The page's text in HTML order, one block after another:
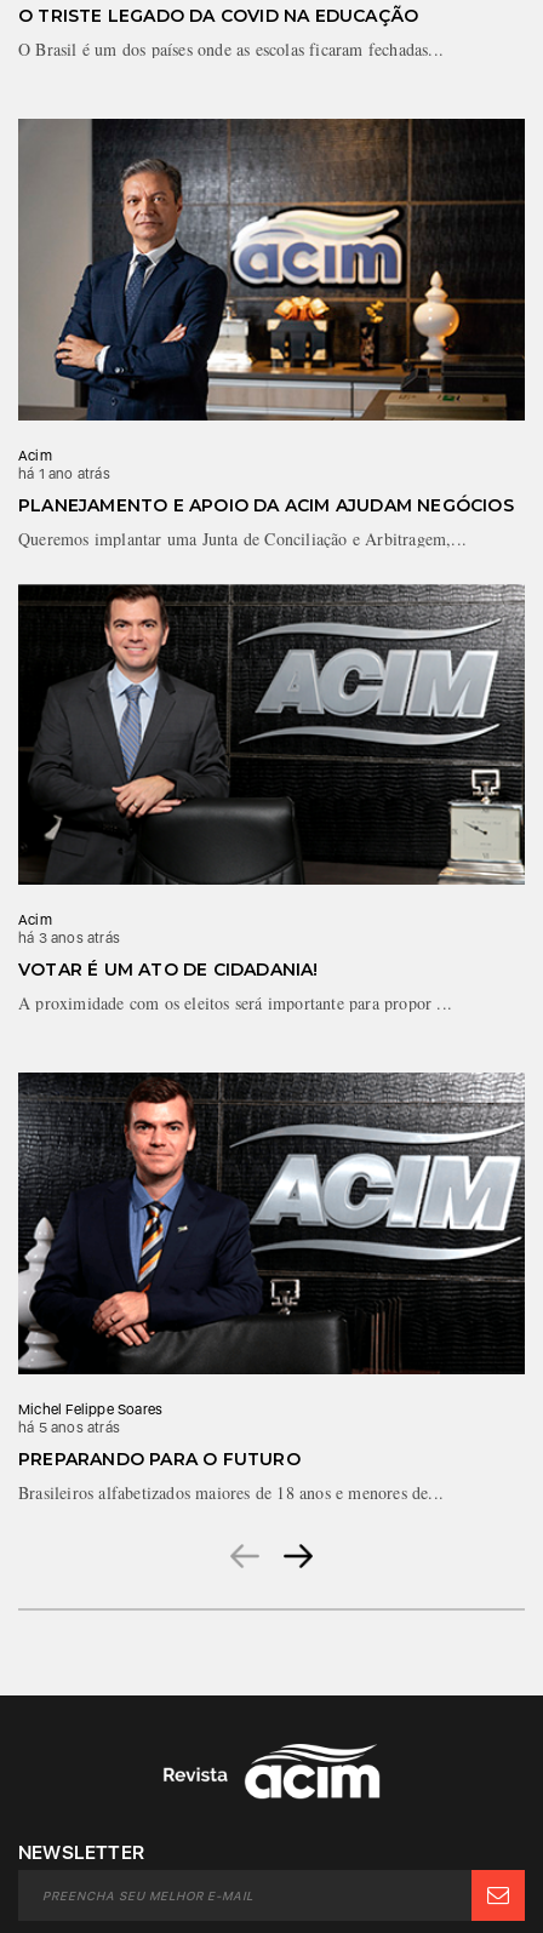
Acim
há 1 ano atrás
PLANEJAMENTO E APOIO DA ACIM AJUDAM NEGÓCIOS
Queremos implantar uma Junta de Conciliação e Arbitragem,...
Acim
há 3 anos atrás
VOTAR É UM ATO DE CIDADANIA!
A proximidade com os eleitos será importante para propor ...
O TRISTE LEGADO DA COVID NA EDUCAÇÃO
O Brasil é um dos países onde as escolas ficaram fechadas...
Michel Felippe Soares
há 5 anos atrás
PREPARANDO PARA O FUTURO
Brasileiros alfabetizados maiores de 18 anos e menores de...
NEWSLETTER